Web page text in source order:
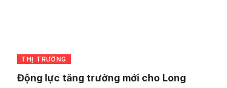
THỊ TRƯỜNG
Động lực tăng trưởng mới cho Long